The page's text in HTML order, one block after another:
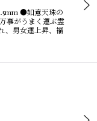
●如意天珠の
事がうまく運ぶ霊
、男女運上昇、福